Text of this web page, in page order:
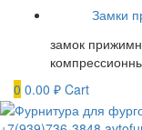
Замки
замок
0 0.00 ₽ Cart